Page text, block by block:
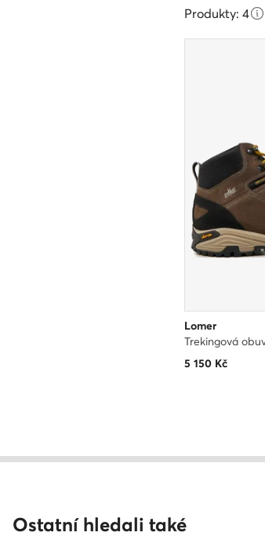
Produkty: 4
Lomer
5 150Kč
Ostatní hledali také